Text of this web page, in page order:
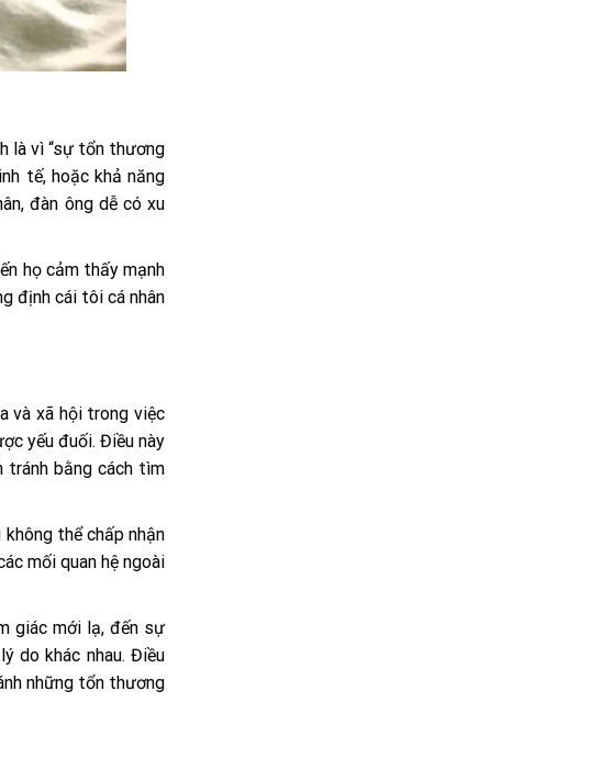
là vì “sự tổn thương
tế, hoặc khả năng
đàn ông dễ có xu
họ cảm thấy mạnh
định cái tôi cá nhân
và xã hội trong việc
yếu đuối. Điều này
tránh bằng cách tìm
thể chấp nhận
mối quan hệ ngoài
giác mới lạ, đến sự
do khác nhau. Điều
những tổn thương